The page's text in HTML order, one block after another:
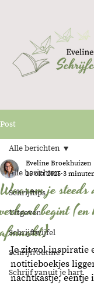
Post
Alle berichten
Schrijftips
Uitgeven
Schrijftwijfel
Schrijfroutine
Schrijf vanuit je hart
Alle berichten
Waarom je steeds
verhaal begint (en
afmaakt)
Eveline Broekhuizen
15 okt 2025 3
Je zit vol inspiratie
notitieboekjes
nachtkastje, eentje